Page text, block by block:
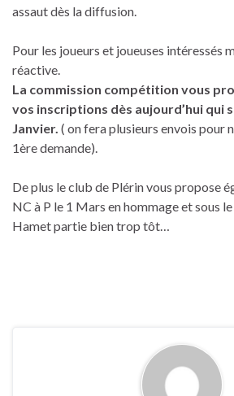
assaut dès la diffusion.
Pour les joueurs et joueuses intéressés
réactive.
La commission compétition vous
vos inscriptions dès aujourd’hui qui
Janvier. ( on fera plusieurs envois pour
1ère demande).
De plus le club de Plérin vous propose
NC à P le 1 Mars en hommage et sous
Hamet partie bien trop tôt…